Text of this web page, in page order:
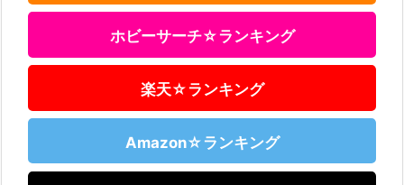
ホビーサーチ☆ランキング
楽天☆ランキング
Amazon☆ランキング